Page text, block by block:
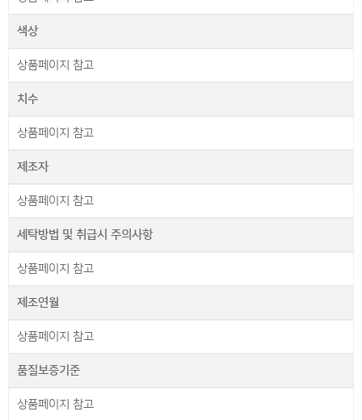
색상
상품페이지 참고
치수
상품페이지 참고
제조자
상품페이지 참고
세탁방법 및 취급시 주의사항
상품페이지 참고
제조연월
상품페이지 참고
품질보증기준
상품페이지 참고